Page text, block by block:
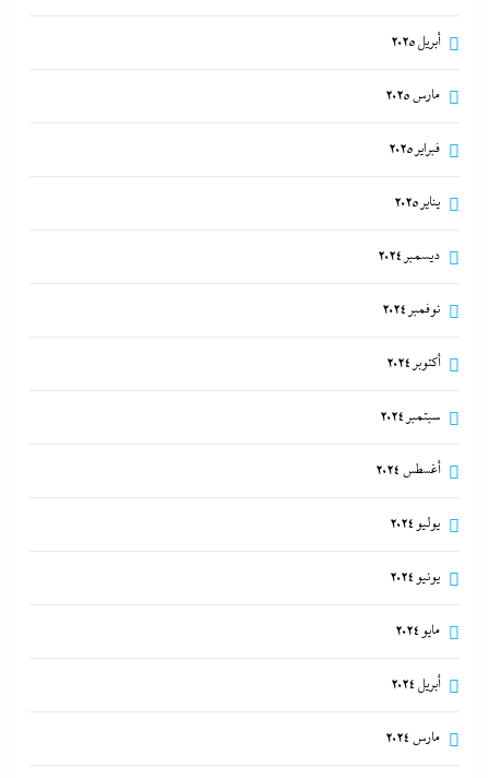
أبريل 2025
مارس 2025
فبراير 2025
يناير 2025
ديسمبر 2024
نوفمبر 2024
أكتوبر 2024
سبتمبر 2024
أغسطس 2024
يوليو 2024
يونيو 2024
مايو 2024
أبريل 2024
مارس 2024